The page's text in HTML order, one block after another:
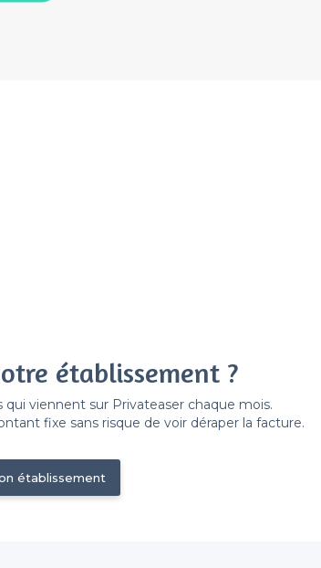
établissement ?
viennent sur Privateaser chaque mois.
fixe sans risque de voir déraper la facture.
établissement